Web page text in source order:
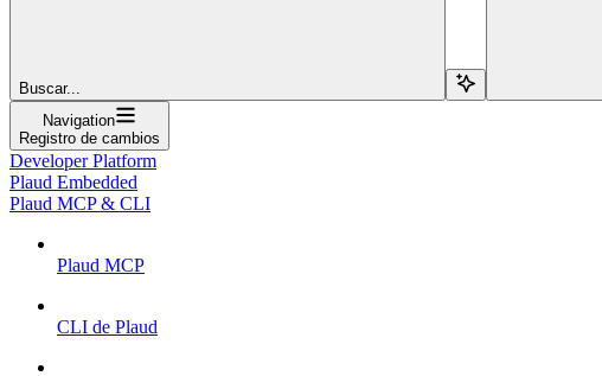
Buscar...
Navigation
Registro de cambios
Developer Platform
Plaud Embedded
Plaud MCP & CLI
Plaud MCP
CLI de Plaud